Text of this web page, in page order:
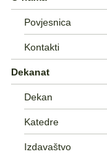
Povjesnica
Kontakti
Dekanat
Dekan
Katedre
Izdavaštvo